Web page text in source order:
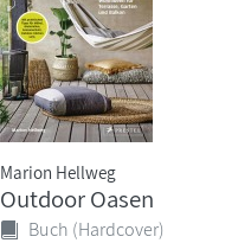
Marion Hellweg
Outdoor Oasen
Buch (Hardcover)